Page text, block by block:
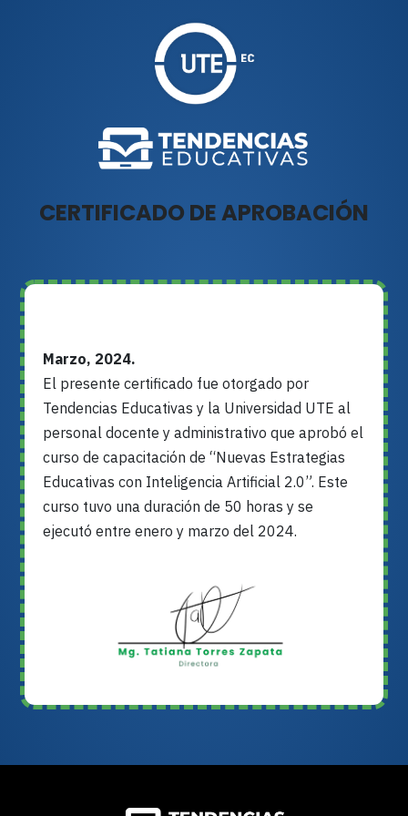
CERTIFICADO DE APROBACIÓN
Marzo, 2024.
El presente certificado fue otorgado por
Tendencias Educativas y la Universidad UTE al
personal docente y administrativo que aprobó el
curso de capacitación de “Nuevas Estrategias
Educativas con Inteligencia Artificial 2.0”. Este
curso tuvo una duración de 50 horas y se
ejecutó entre enero y marzo del 2024.